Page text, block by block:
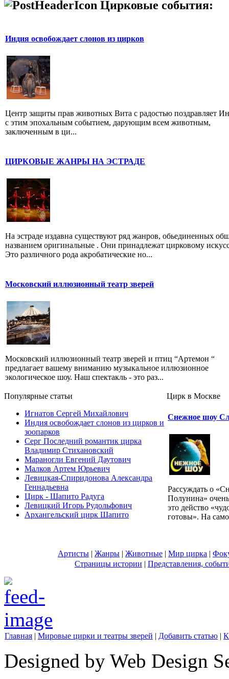
Цирковые события:
Индия освобождает слонов из цирков
Центр защиты прав животных Вита с радостью поздравляет
с этим эпохальным событием, дарующим всем животным,
заключенным в ци...
ЦИРКОВЫЕ ЖАНРЫ НА ЭСТРАДЕ
На эстраде издавна существуют ряд жанров, обьединенных
названием оригинальные . Они принадлежат цирковому
Это различного рода акробатические но...
Московский иллюзионный театр зверей
Московский иллюзионный театр зверей и птиц “Артемон “
предлагает вашему вниманию музыкальное иллюзионное
экологическое шоу. Наш спектакль - это раз...
Популярные cтатьи
Игнатов Сергей Михайлович
Индия освобождает слонов из цирков и
зоопарков
Серг Последний романтик цирка
Владимир Стихановский
Мараногли Евгений Даутович
Малков Артем Юрьевич
Левицкая-Спиридонова Александра
Геннадьевна
Цирк - Шапито Радуга
Левицкий Игорь Рудольфович
Архангельский цирк Шапито
Цирк в Москве
Снежное шоу
Рассуждать о
Полунина»
это действо
готовы». На
Артисты | Жанры | Животные | Мир цирка |
Страницы истории | Представления,
Главная | Мировые цирки и театры зверей | Добавить статью |
Designed by Web Design